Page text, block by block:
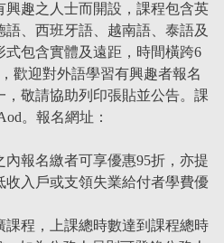
趣之人士而開設，課程包含英
、西班牙語、越南語、泰語及
包含實體及遠距，時間橫跨6
歡迎對外語學習有興趣者報名
敬請協助列印張貼並公告。課
。報名網址：
報名繳者可享優惠95折，亦提
入戶或支領失業給付者學費優
課程，上課總時數達到課程總時